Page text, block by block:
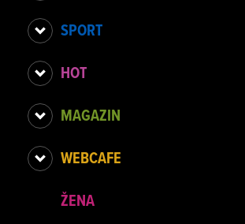
SPORT
HOT
MAGAZIN
WEBCAFE
ŽENA